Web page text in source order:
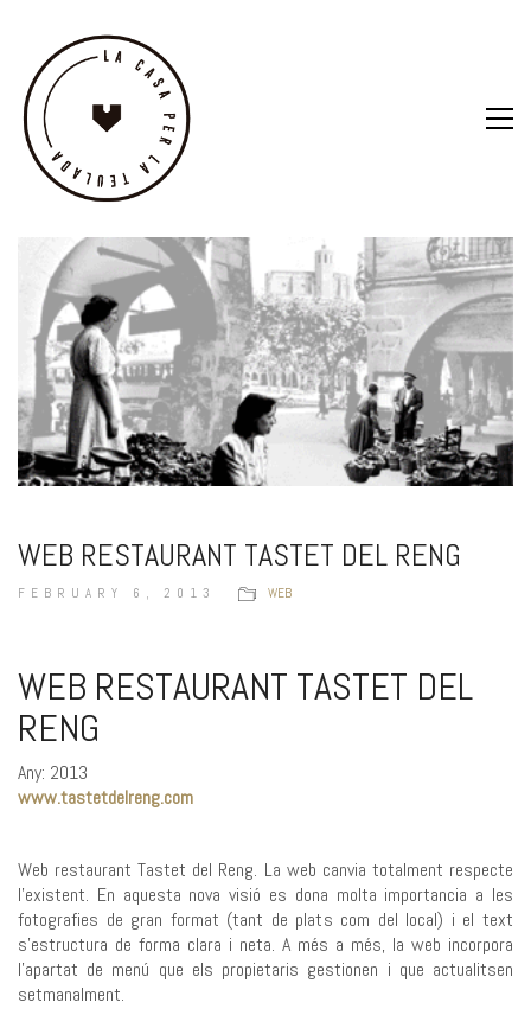
WEB RESTAURANT TASTET DEL RENG
FEBRUARY 6, 2013 WEB
WEB RESTAURANT TASTET DEL
RENG
Any: 2013
www.tastetdelreng.com
Web restaurant Tastet del Reng. La web canvia totalment respecte
l’existent. En aquesta nova visió es dona molta importancia a les
fotografies de gran format (tant de plats com del local) i el text
s’estructura de forma clara i neta. A més a més, la web incorpora
l’apartat de menú que els propietaris gestionen i que actualitsen
setmanalment.